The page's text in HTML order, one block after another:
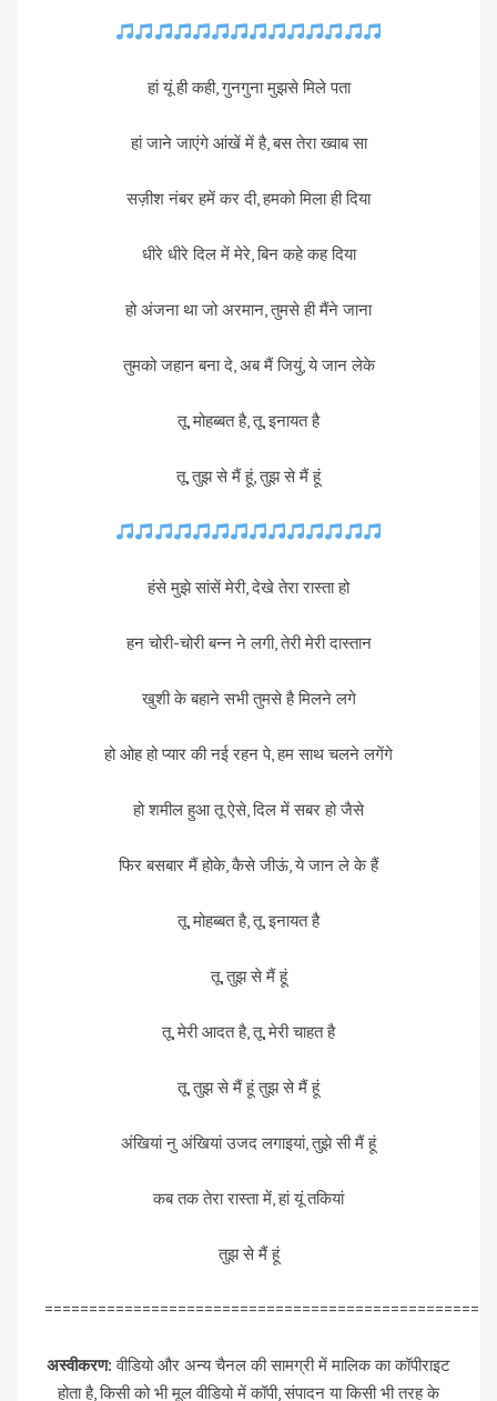
हां यूं ही कही, गुनगुना मुझसे मिले पता
हां जाने जाएंगे आंखें में है, बस तेरा ख्वाब सा
सज़ीश नंबर हमें कर दी, हमको मिला ही दिया
धीरे धीरे दिल में मेरे, बिन कहे कह दिया
हो अंजना था जो अरमान, तुमसे ही मैंने जाना
तुमको जहान बना दे, अब मैं जियुं, ये जान लेके
तू, मोहब्बत है, तू, इनायत है
तू, तुझ से मैं हूं, तुझ से मैं हूं
हंसे मुझे सांसें मेरी, देखे तेरा रास्ता हो
हन चोरी-चोरी बन्न ने लगी, तेरी मेरी दास्तान
खुशी के बहाने सभी तुमसे है मिलने लगे
हो ओह हो प्यार की नई रहन पे, हम साथ चलने लगेंगे
हो शमील हुआ तू ऐसे, दिल में सबर हो जैसे
फिर बसबार मैं होके, कैसे जीऊं, ये जान ले के हैं
तू, मोहब्बत है, तू, इनायत है
तू, तुझ से मैं हूं
तू, मेरी आदत है, तू, मेरी चाहत है
तू, तुझ से मैं हूं तुझ से मैं हूं
अंखियां नु अंखियां उजद लगाइयां, तुझे सी मैं हूं
कब तक तेरा रास्ता में, हां यूं तकियां
तुझ से मैं हूं
=================================================
अस्वीकरण:वीडियो और अन्य चैनल की सामग्री में मालिक का कॉपीराइट
होता है, किसी को भी मूल वीडियो में कॉपी, संपादन या किसी भी तरह के